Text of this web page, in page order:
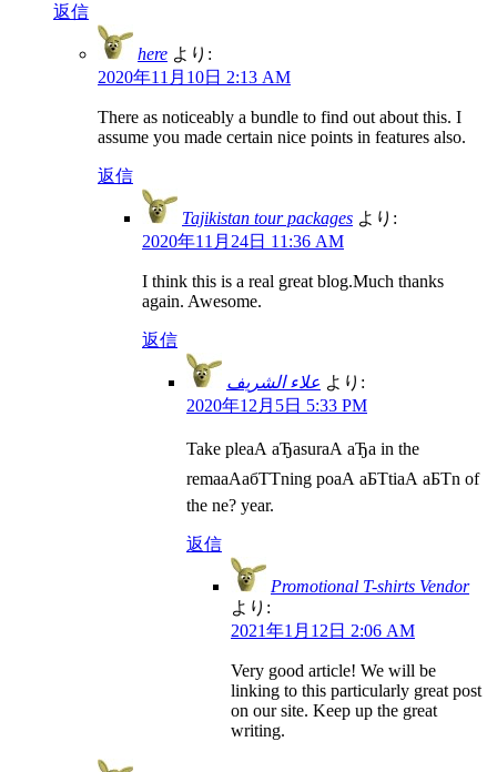
返信
here より:
2020年11月10日 2:13 AM
There as noticeably a bundle to find out about this. I
assume you made certain nice points in features also.
返信
Tajikistan tour packages より:
2020年11月24日 11:36 AM
I think this is a real great blog.Much thanks
again. Awesome.
返信
علاء الشريف より:
2020年12月5日 5:33 PM
Take pleаА аЂаsurаА аЂа in the
remaаАабТТning poаА аБТtiаА аБТn of
the ne? year.
返信
Promotional T-shirts Vendor
より:
2021年1月12日 2:06 AM
Very good article! We will be
linking to this particularly great post
on our site. Keep up the great
writing.